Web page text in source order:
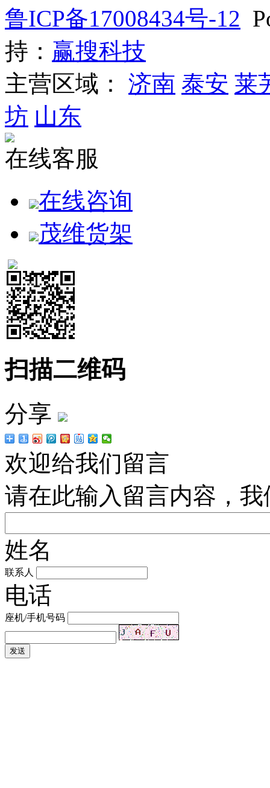
鲁ICP备17008434号-12
持： 赢搜科技
主营区域： 济南 泰安 莱
坊 山东
在线客服
在线咨询
茂维货架
扫描二维码
分享
欢迎给我们留言
请在此输入留言内容，
姓名
联系人
电话
座机/手机号码